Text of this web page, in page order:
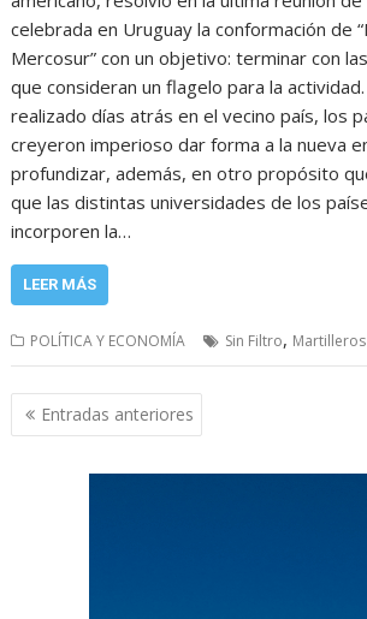
celebrada en Uruguay la conformación de
Mercosur” con un objetivo: terminar con
que consideran un flagelo para la
realizado días atrás en el vecino país, los
creyeron imperioso dar forma a la nueva
profundizar, además, en otro propósito
que las distintas universidades de los
incorporen la…
LEER MÁS
POLÍTICA Y ECONOMÍA Sin Filtro,
Navegación
de
entradas
Entradas anteriores